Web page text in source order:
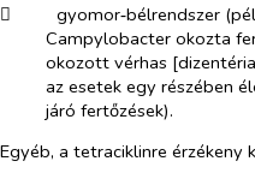
​
gyomor‑bélrendszer
Campylobacterokozta
okozott vérhas
az esetek egy részében
járó fertőzések).
Egyéb, a tetraciklinre